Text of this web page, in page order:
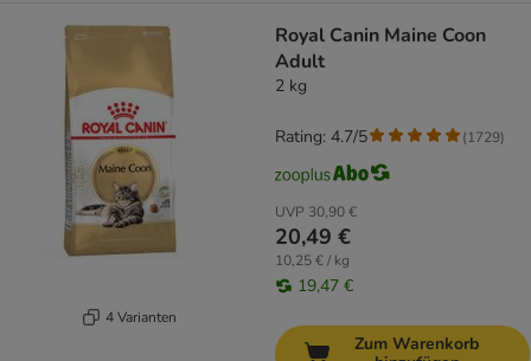
4 Varianten
Royal Canin Maine Coon
Adult
2 kg
UVP 30,90 €
20,49 €
10,25 € / kg
19,47 €
Rating: 4.7/5 (1729)
Zum Warenkorb